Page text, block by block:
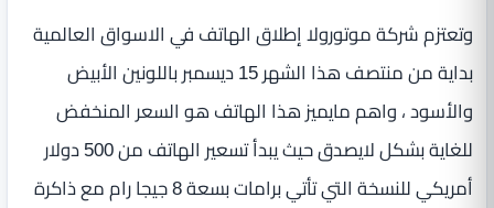
وتعتزم شركة موتورولا إطلاق الهاتف في الاسواق العالمية
بداية من منتصف هذا الشهر 15 ديسمبر باللونين الأبيض
والأسود ، واهم مايميز هذا الهاتف هو السعر المنخفض
للغاية بشكل لايصدق حيث يبدأ تسعير الهاتف من 500 دولار
أمريكي للنسخة التي تأتي برامات بسعة 8 جيجا رام مع ذاكرة